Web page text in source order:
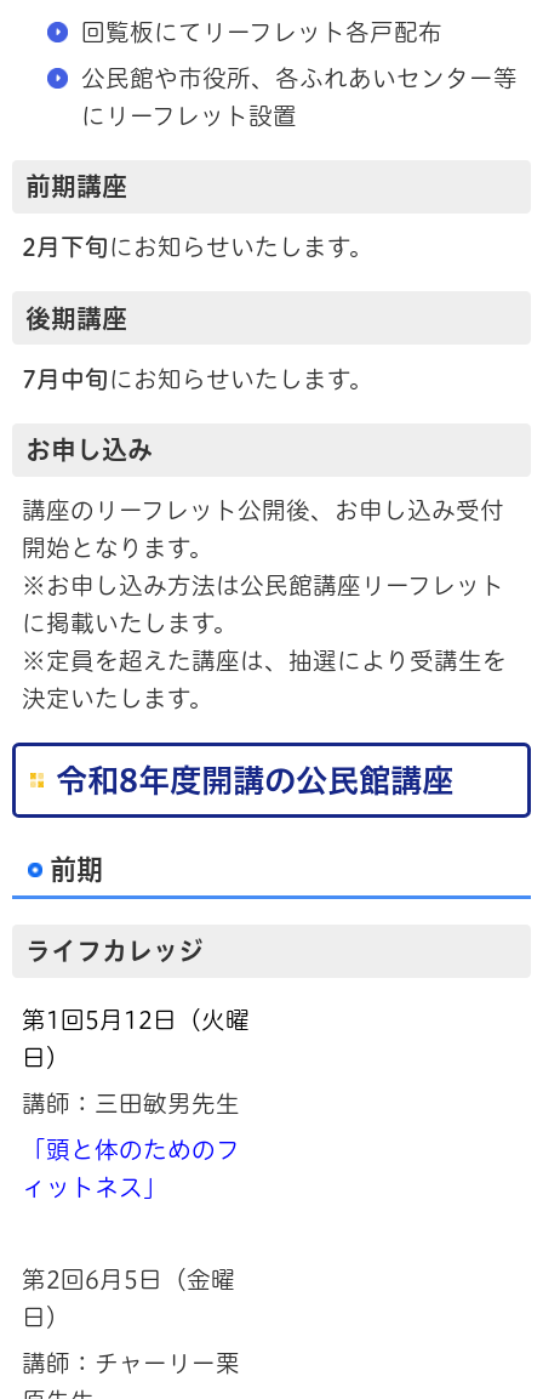
回覧板にてリーフレット各戸配布
公民館や市役所、各ふれあいセンター等
にリーフレット設置
前期講座
2月下旬 にお知らせいたします。
後期講座
7月中旬 にお知らせいたします。
お申し込み
講座のリーフレット公開後、お申し込み受付
開始となります。
※お申し込み方法は公民館講座リーフレット
に掲載いたします。
※定員を超えた講座は、抽選により受講生を
決定いたします。
令和8年度開講の公民館講座
前期
ライフカレッジ
第1回5月12日（火曜
日）
講師：三田敏男先生
「頭と体のためのフ
ィットネス」
第2回6月5日（金曜
日）
講師：チャーリー栗